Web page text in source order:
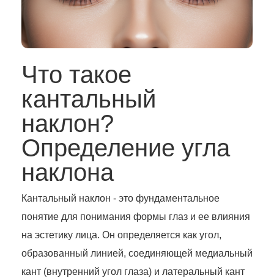
Что такое
кантальный
наклон?
Определение угла
наклона
Кантальный наклон - это фундаментальное
понятие для понимания формы глаз и ее влияния
на эстетику лица. Он определяется как угол,
образованный линией, соединяющей медиальный
кант (внутренний угол глаза) и латеральный кант